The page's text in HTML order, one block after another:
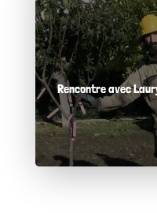
Rencontre avec